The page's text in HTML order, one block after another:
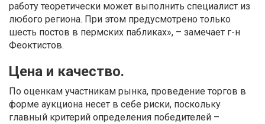
работу теоретически может выполнить специалист из
любого региона. При этом предусмотрено только
шесть постов в пермских пабликах», – замечает г-н
Феоктистов.
Цена и качество.
По оценкам участникам рынка, проведение торгов в
форме аукциона несет в себе риски, поскольку
главный критерий определения победителей –